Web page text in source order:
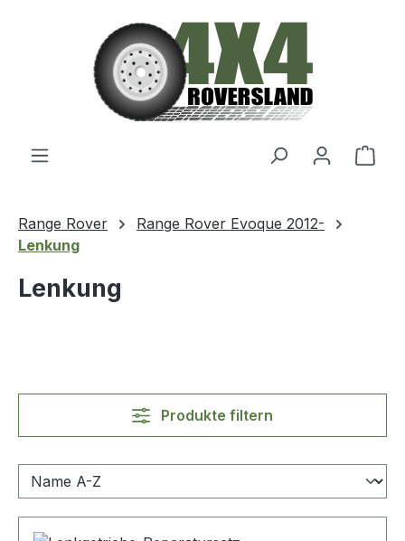
Zum Hauptinhalt springen
Range Rover
Range Rover Evoque 2012-
Lenkung
Lenkung
Produkte filtern